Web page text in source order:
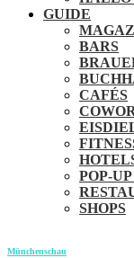
GUIDE
BARS
CAFÉS
POP-
SHOPS
Münchenschau